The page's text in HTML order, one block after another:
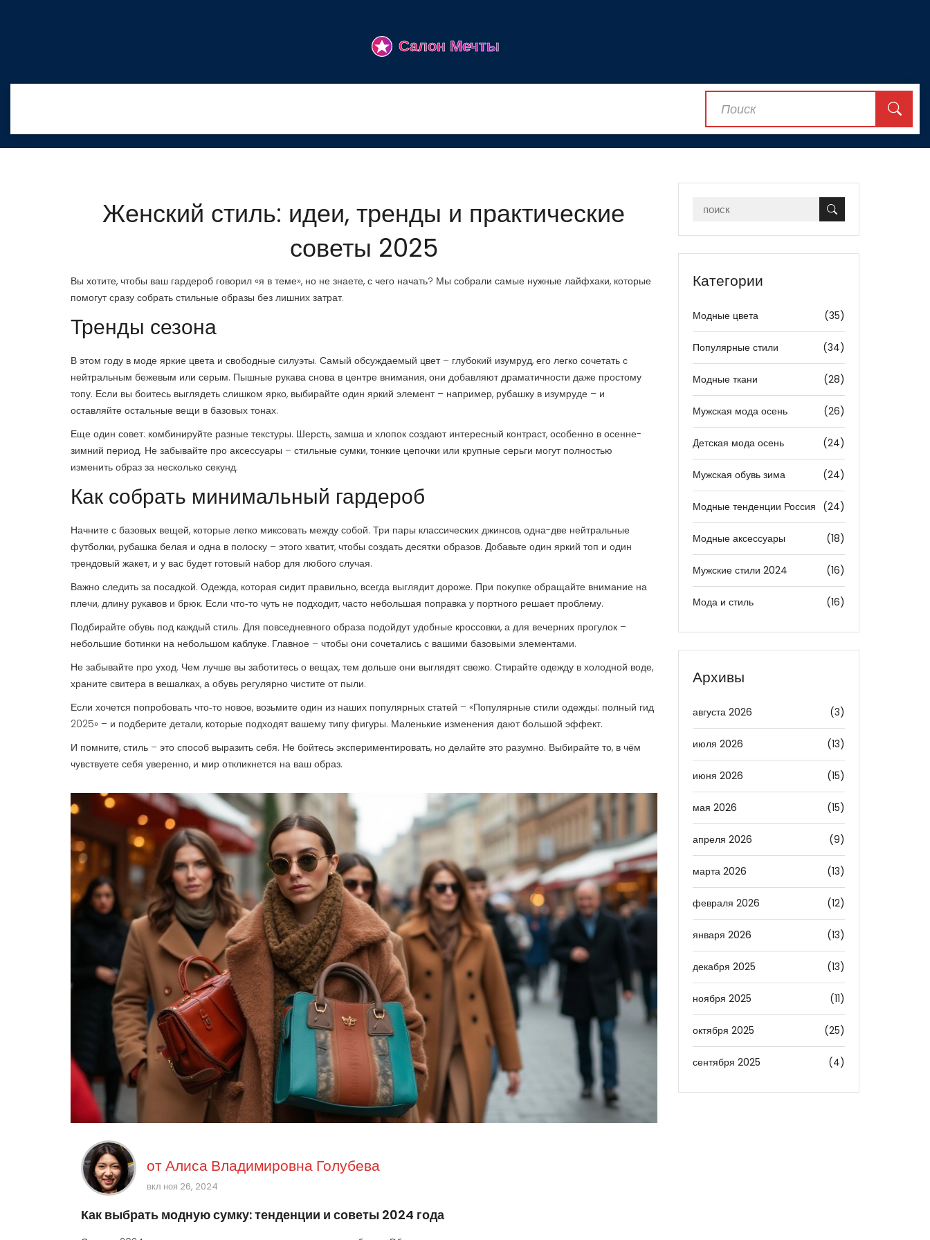
Женский стиль: идеи, тренды и практические
советы 2025
Вы хотите, чтобы ваш гардероб говорил «я в теме», но не знаете, с чего начать? Мы собрали самые нужные лайфхаки, которые
помогут сразу собрать стильные образы без лишних затрат.
Тренды сезона
В этом году в моде яркие цвета и свободные силуэты. Самый обсуждаемый цвет – глубокий изумруд, его легко сочетать с
нейтральным бежевым или серым. Пышные рукава снова в центре внимания, они добавляют драматичности даже простому
топу. Если вы боитесь выглядеть слишком ярко, выбирайте один яркий элемент – например, рубашку в изумруде – и
оставляйте остальные вещи в базовых тонах.
Еще один совет: комбинируйте разные текстуры. Шерсть, замша и хлопок создают интересный контраст, особенно в осенне-
зимний период. Не забывайте про аксессуары – стильные сумки, тонкие цепочки или крупные серьги могут полностью
изменить образ за несколько секунд.
Как собрать минимальный гардероб
Начните с базовых вещей, которые легко миксовать между собой. Три пары классических джинсов, одна-две нейтральные
футболки, рубашка белая и одна в полоску – этого хватит, чтобы создать десятки образов. Добавьте один яркий топ и один
трендовый жакет, и у вас будет готовый набор для любого случая.
Важно следить за посадкой. Одежда, которая сидит правильно, всегда выглядит дороже. При покупке обращайте внимание на
плечи, длину рукавов и брюк. Если что‑то чуть не подходит, часто небольшая поправка у портного решает проблему.
Подбирайте обувь под каждый стиль. Для повседневного образа подойдут удобные кроссовки, а для вечерних прогулок –
небольшие ботинки на небольшом каблуке. Главное – чтобы они сочетались с вашими базовыми элементами.
Не забывайте про уход. Чем лучше вы заботитесь о вещах, тем дольше они выглядят свежо. Стирайте одежду в холодной воде,
храните свитера в вешалках, а обувь регулярно чистите от пыли.
Если хочется попробовать что‑то новое, возьмите один из наших популярных статей – «Популярные стили одежды: полный гид
2025» – и подберите детали, которые подходят вашему типу фигуры. Маленькие изменения дают большой эффект.
И помните, стиль – это способ выразить себя. Не бойтесь экспериментировать, но делайте это разумно. Выбирайте то, в чём
чувствуете себя уверенно, и мир откликнется на ваш образ.
отАлиса Владимировна Голубева
вкл ноя 26, 2024
Как выбрать модную сумку: тенденции и советы 2024 года
Категории
Модные цвета (35)
Популярные стили (34)
Модные ткани (28)
Мужская мода осень (26)
Детская мода осень (24)
Мужская обувь зима (24)
Модные тенденции Россия (24)
Модные аксессуары (18)
Мужские стили 2024 (16)
Мода и стиль (16)
Архивы
августа 2026 (3)
июля 2026 (13)
июня 2026 (15)
мая 2026 (15)
апреля 2026 (9)
марта 2026 (13)
февраля 2026 (12)
января 2026 (13)
декабря 2025 (13)
ноября 2025 (11)
октября 2025 (25)
сентября 2025 (4)